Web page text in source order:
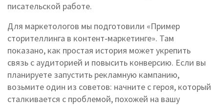
писательской работе.
Для маркетологов мы подготовили «Пример
сторителлинга в контент‑маркетинге». Там
показано, как простая история может укрепить
связь с аудиторией и повысить конверсию. Если вы
планируете запустить рекламную кампанию,
возьмите один из советов: начните с героя, который
сталкивается с проблемой, похожей на вашу